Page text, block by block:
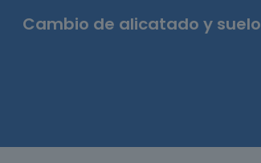
Cambio de alicatado y suelo